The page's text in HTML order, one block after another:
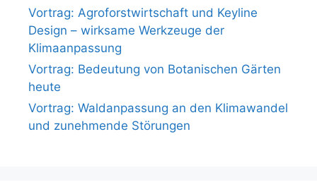
Vortrag: Agroforstwirtschaft und Keyline
Design – wirksame Werkzeuge der
Klimaanpassung
Vortrag: Bedeutung von Botanischen Gärten
heute
Vortrag: Waldanpassung an den Klimawandel
und zunehmende Störungen